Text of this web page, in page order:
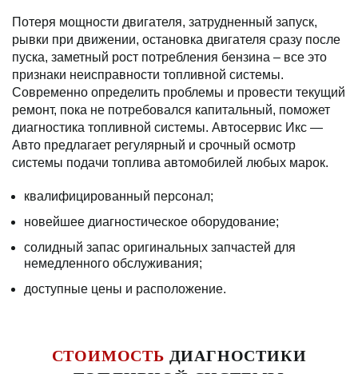
Потеря мощности двигателя, затрудненный запуск,
рывки при движении, остановка двигателя сразу после
пуска, заметный рост потребления бензина – все это
признаки неисправности топливной системы.
Современно определить проблемы и провести текущий
ремонт, пока не потребовался капитальный, поможет
диагностика топливной системы. Автосервис Икс —
Авто предлагает регулярный и срочный осмотр
системы подачи топлива автомобилей любых марок.
квалифицированный персонал;
новейшее диагностическое оборудование;
солидный запас оригинальных запчастей для
немедленного обслуживания;
доступные цены и расположение.
СТОИМОСТЬ ДИАГНОСТИКИ